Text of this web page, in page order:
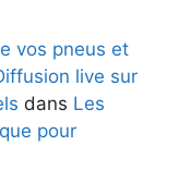
vos pneus et
live sur
dans Les
pour